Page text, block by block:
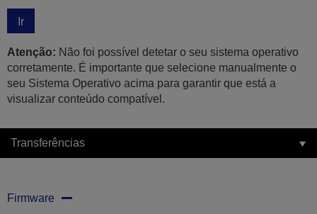
Ir
Atenção: Não foi possível detetar o seu sistema operativo
corretamente. É importante que selecione manualmente o
seu Sistema Operativo acima para garantir que está a
visualizar conteúdo compatível.
Transferências
Firmware